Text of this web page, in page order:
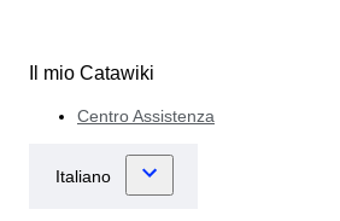
Il mio Catawiki
Centro Assistenza